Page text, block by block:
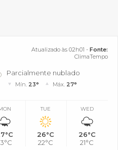
Atualizado às 02h01 - Fonte:
ClimaTempo
Parcialmente nublado
Mín. 23° Máx. 27°
TUE
26°C
22°C
WED
26°C
21°C